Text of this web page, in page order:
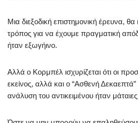
Μια διεξοδική επιστημονική έρευνα,
τρόπος για να έχουμε πραγματική
ήταν εξωγήινο.
Αλλά ο Κορμπέλ ισχυρίζεται ότι οι
εκείνος, αλλά και ο “Ασθενή
ανάλυση του αντικειμένου ήταν